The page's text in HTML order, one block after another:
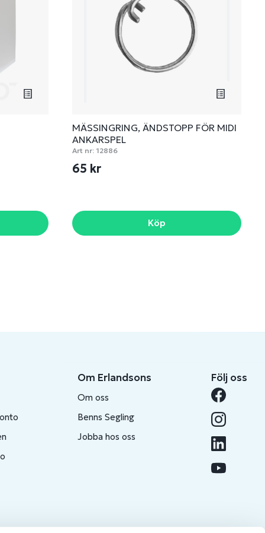
MÄSSINGRING, ÄNDSTOPP FÖR MIDI
ANKARSPEL
Art nr: 12886
65 kr
Köp
Om Erlandsons
Om oss
Benns Segling
Jobba hos oss
Följ oss